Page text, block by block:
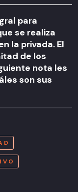
para
se realiza
la privada. El
de los
nota les
son sus